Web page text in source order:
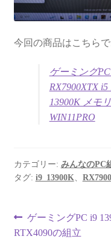
今回の商品はこちら
ゲーミング
RX7900XTX
13900K メモ
WIN11PRO
カテゴリー: みんなのPC
タグ: i9_13900K、
投前
の
ゲーミングPC i9
RTX4090の組立